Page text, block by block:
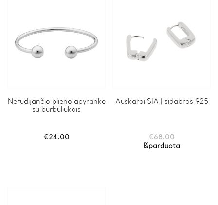
Nerūdijančio plieno apyrankė
su burbuliukais
€24.00
Auskarai SIA | sidabras 925
€ 68.00
Išparduota